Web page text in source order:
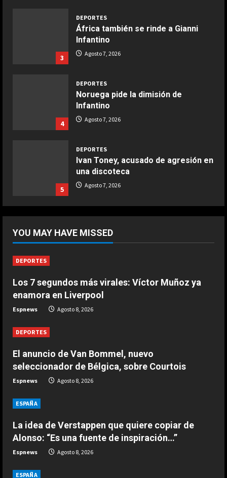
COCINA
aire
COCINA
Buñuelos de alcachofas
5
COCINA
Ternera guisada con senderuelas
3
DEPORTES
África también se rinde a Gianni
Infantino
Agosto 7, 2026
4
DEPORTES
Noruega pide la dimisión de
Infantino
Agosto 7, 2026
5
DEPORTES
Ivan Toney, acusado de agresión en
una discoteca
Agosto 7, 2026
seleccionador de Bélgica, sobre
Courtois
DEPORTES
Los 7 segundos más virales: Víctor
Muñoz ya enamora en Liverpool
3
África también se rinde a Gianni
Infantino
Agosto 7, 2026
4
Noruega pide la dimisión de
Infantino
Agosto 7, 2026
YOU MAY HAVE MISSED
DEPORTES
Los 7 segundos más virales: Víctor Muñoz ya
enamora en Liverpool
Espnews Agosto 8, 2026
DEPORTES
El anuncio de Van Bommel, nuevo
seleccionador de Bélgica, sobre Courtois
Espnews Agosto 8, 2026
ESPAÑA
La idea de Verstappen que quiere copiar de
Alonso: “Es una fuente de inspiración…”
Espnews Agosto 8, 2026
ESPAÑA